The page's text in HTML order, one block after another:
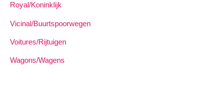
Royal/Koninklijk
Vicinal/Buurtspoorwegen
Voitures/Rijtuigen
Wagons/Wagens